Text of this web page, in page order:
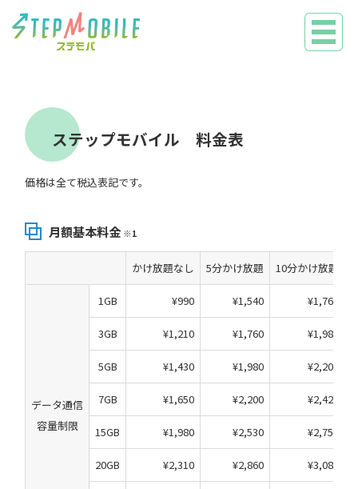
ステップモバイル 料金表
価格は全て税込表記です。
月額基本料金 ※1
かけ放題なし 5分かけ放題 10分かけ放題
データ通信
容量制限
1GB ¥990 ¥1,540 ¥1,760
3GB ¥1,210 ¥1,760 ¥1,980
5GB ¥1,430 ¥1,980 ¥2,200
7GB ¥1,650 ¥2,200 ¥2,420
15GB ¥1,980 ¥2,530 ¥2,750
20GB ¥2,310 ¥2,860 ¥3,080